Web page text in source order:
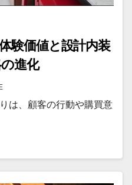
験価値と設計内装
進化
は、顧客の行動や購買意